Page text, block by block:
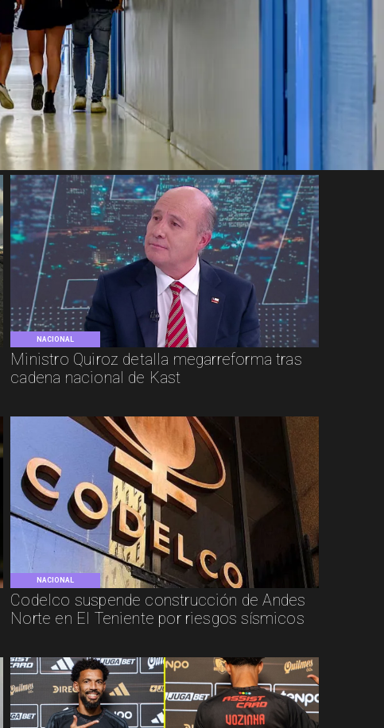
NACIONAL
Ministro Quiroz detalla megarreforma tras
cadena nacional de Kast
NACIONAL
Codelco suspende construcción de Andes
Norte en El Teniente por riesgos sísmicos